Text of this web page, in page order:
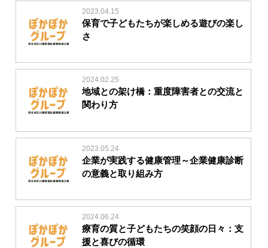
2023.04.15
保育で子どもたちが楽しめる遊びの楽し
さ
2024.02.25
地域との架け橋：重度障害者との交流と
関わり方
2023.05.24
企業が実践する健康管理～企業健康診断
の意義と取り組み方
2024.06.24
療育の質と子どもたちの笑顔の日々：支
援と喜びの循環